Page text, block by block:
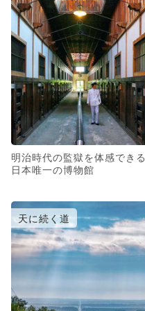
明治時代の監獄を体感できる
日本唯一の博物館
天に続く道